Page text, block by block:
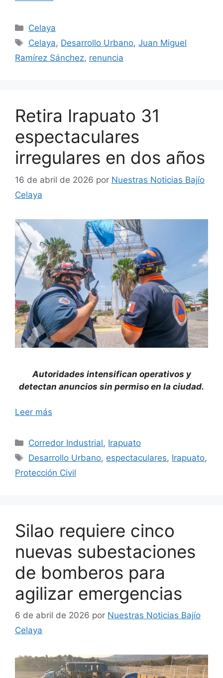
Categorías
Celaya
Etiquetas
Celaya, Desarrollo Urbano,Juan Miguel
Ramírez Sánchez, renuncia
Retira Irapuato 31
espectaculares
irregulares en dos años
16 de abril de 2026 por Nuestras Noticias Bajío
Celaya
Autoridades intensifican operativos y
detectan anuncios sin permiso en la ciudad.
Leer más
Categorías
Corredor Industrial, Irapuato
Etiquetas
Desarrollo Urbano, espectaculares, Irapuato,
Protección Civil
Silao requiere cinco
nuevas subestaciones
de bomberos para
agilizar emergencias
6 de abril de 2026 por Nuestras Noticias Bajío
Celaya